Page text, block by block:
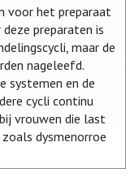
het preparaat
preparaten is
maar de
nageleefd.
systemen en de
cycli continu
vrouwen die last
dysmenorroe